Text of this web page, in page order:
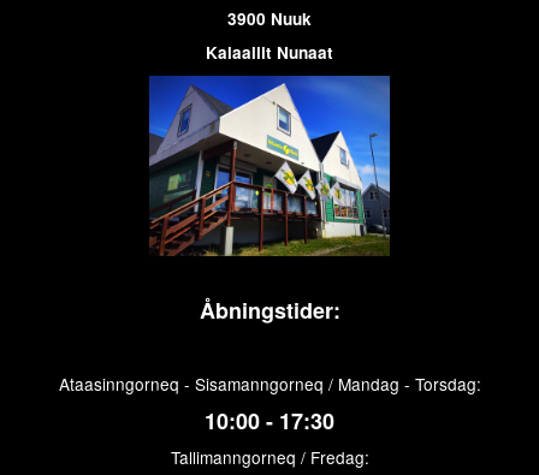
3900 Nuuk
Kalaallit Nunaat
Åbningstider:
Ataasinngorneq - Sisamanngorneq / Mandag - Torsdag:
10:00 - 17:30
Tallimanngorneq / Fredag: